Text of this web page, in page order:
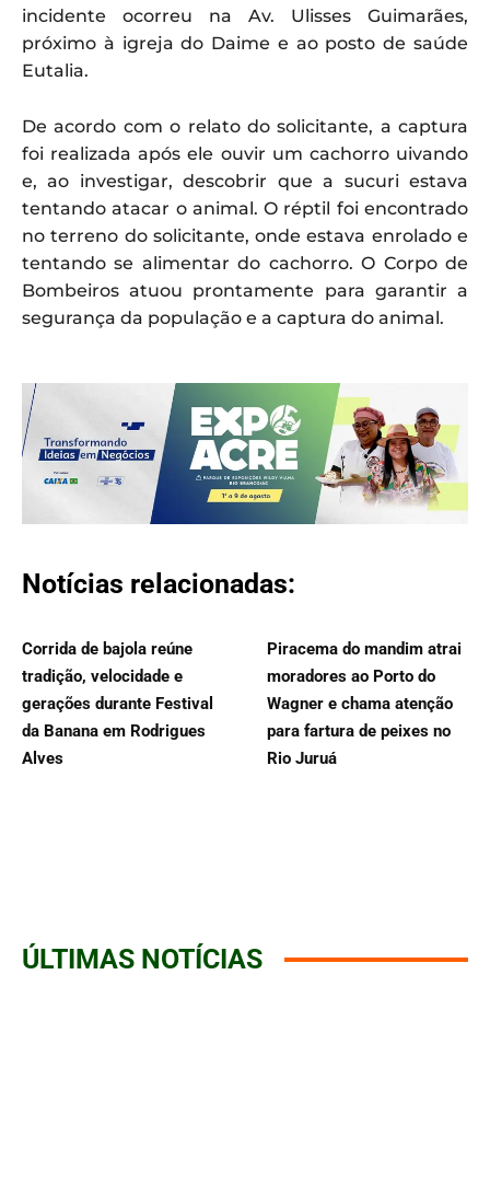
incidente ocorreu na Av. Ulisses Guimarães,
próximo à igreja do Daime e ao posto de saúde
Eutalia.
De acordo com o relato do solicitante, a captura
foi realizada após ele ouvir um cachorro uivando
e, ao investigar, descobrir que a sucuri estava
tentando atacar o animal. O réptil foi encontrado
no terreno do solicitante, onde estava enrolado e
tentando se alimentar do cachorro. O Corpo de
Bombeiros atuou prontamente para garantir a
segurança da população e a captura do animal.
Notícias relacionadas:
Corrida de bajola reúne
tradição, velocidade e
gerações durante Festival
da Banana em Rodrigues
Alves
Piracema do mandim atrai
moradores ao Porto do
Wagner e chama atenção
para fartura de peixes no
Rio Juruá
ÚLTIMAS NOTÍCIAS